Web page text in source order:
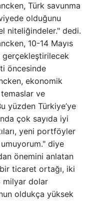
Türk savunma
olduğunu
niteliğindeler." dedi.
10-14 Mayıs
öncesinde
ekonomik
ve
yüzden Türkiye’ye
çok sayıda iyi
yeni portföyler
diye
önemini anlatan
ticaret ortağı, iki
milyar dolar
oldukça yüksek